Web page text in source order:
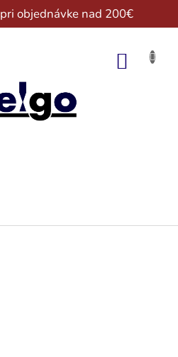
pri objednávke nad 200€